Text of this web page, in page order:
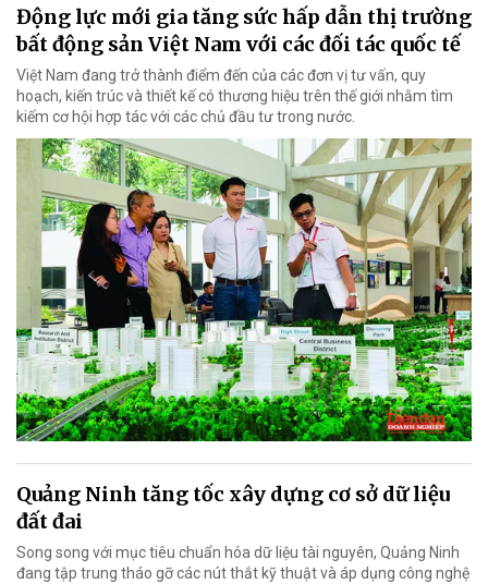
Động lực mới gia tăng sức hấp dẫn thị trường
bất động sản Việt Nam với các đối tác quốc tế
Việt Nam đang trở thành điểm đến của các đơn vị tư vấn, quy
hoạch, kiến trúc và thiết kế có thương hiệu trên thế giới nhằm tìm
kiếm cơ hội hợp tác với các chủ đầu tư trong nước.
Quảng Ninh tăng tốc xây dựng cơ sở dữ liệu
đất đai
Song song với mục tiêu chuẩn hóa dữ liệu tài nguyên, Quảng Ninh
đang tập trung tháo gỡ các nút thắt kỹ thuật và áp dụng công nghệ